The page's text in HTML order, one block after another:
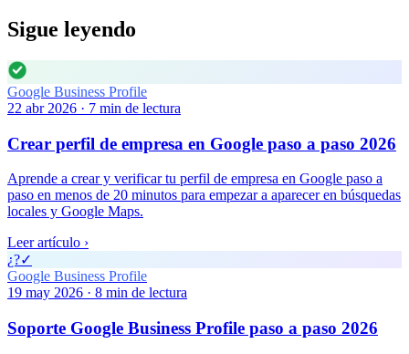
Sigue leyendo
Google Business Profile
22 abr 2026 · 7 min de lectura
Crear perfil de empresa en Google paso a paso 2026
Aprende a crear y verificar tu perfil de empresa en Google paso a
paso en menos de 20 minutos para empezar a aparecer en búsquedas
locales y Google Maps.
Leer artículo ›
¿?✓
Google Business Profile
19 may 2026 · 8 min de lectura
Soporte Google Business Profile paso a paso 2026